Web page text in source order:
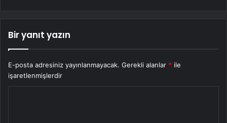
Bir yanıt yazın
E-posta adresiniz yayınlanmayacak. Gerekli alanlar * ile
işaretlenmişlerdir